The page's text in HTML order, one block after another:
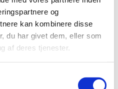
og
kan kombinere disse
du har givet dem, eller som
af deres tjenester.